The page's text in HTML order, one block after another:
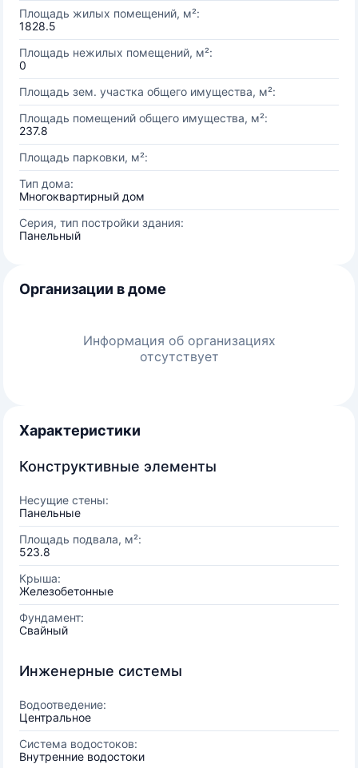
Площадь жилых помещений, м²:
1828.5
Площадь нежилых помещений, м²:
0
Площадь зем. участка общего имущества, м²:
Площадь помещений общего имущества, м²:
237.8
Площадь парковки, м²:
Тип дома:
Многоквартирный дом
Серия, тип постройки здания:
Панельный
Организации в доме
Информация об организациях
отсутствует
Характеристики
Конструктивные элементы
Несущие стены:
Панельные
Площадь подвала, м²:
523.8
Крыша:
Железобетонные
Фундамент:
Свайный
Инженерные системы
Водоотведение:
Центральное
Система водостоков:
Внутренние водостоки